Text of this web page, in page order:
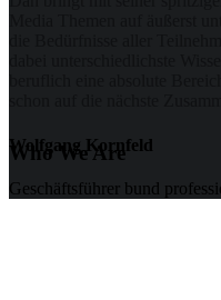
Wolfgang Kornfeld
Geschäftsführer bund
Who We Are